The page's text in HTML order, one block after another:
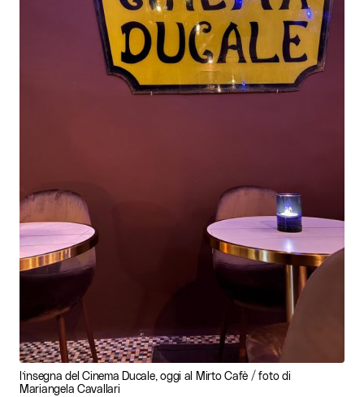
l’insegna del Cinema Ducale, oggi al Mirto Cafè / foto di
Mariangela Cavallari